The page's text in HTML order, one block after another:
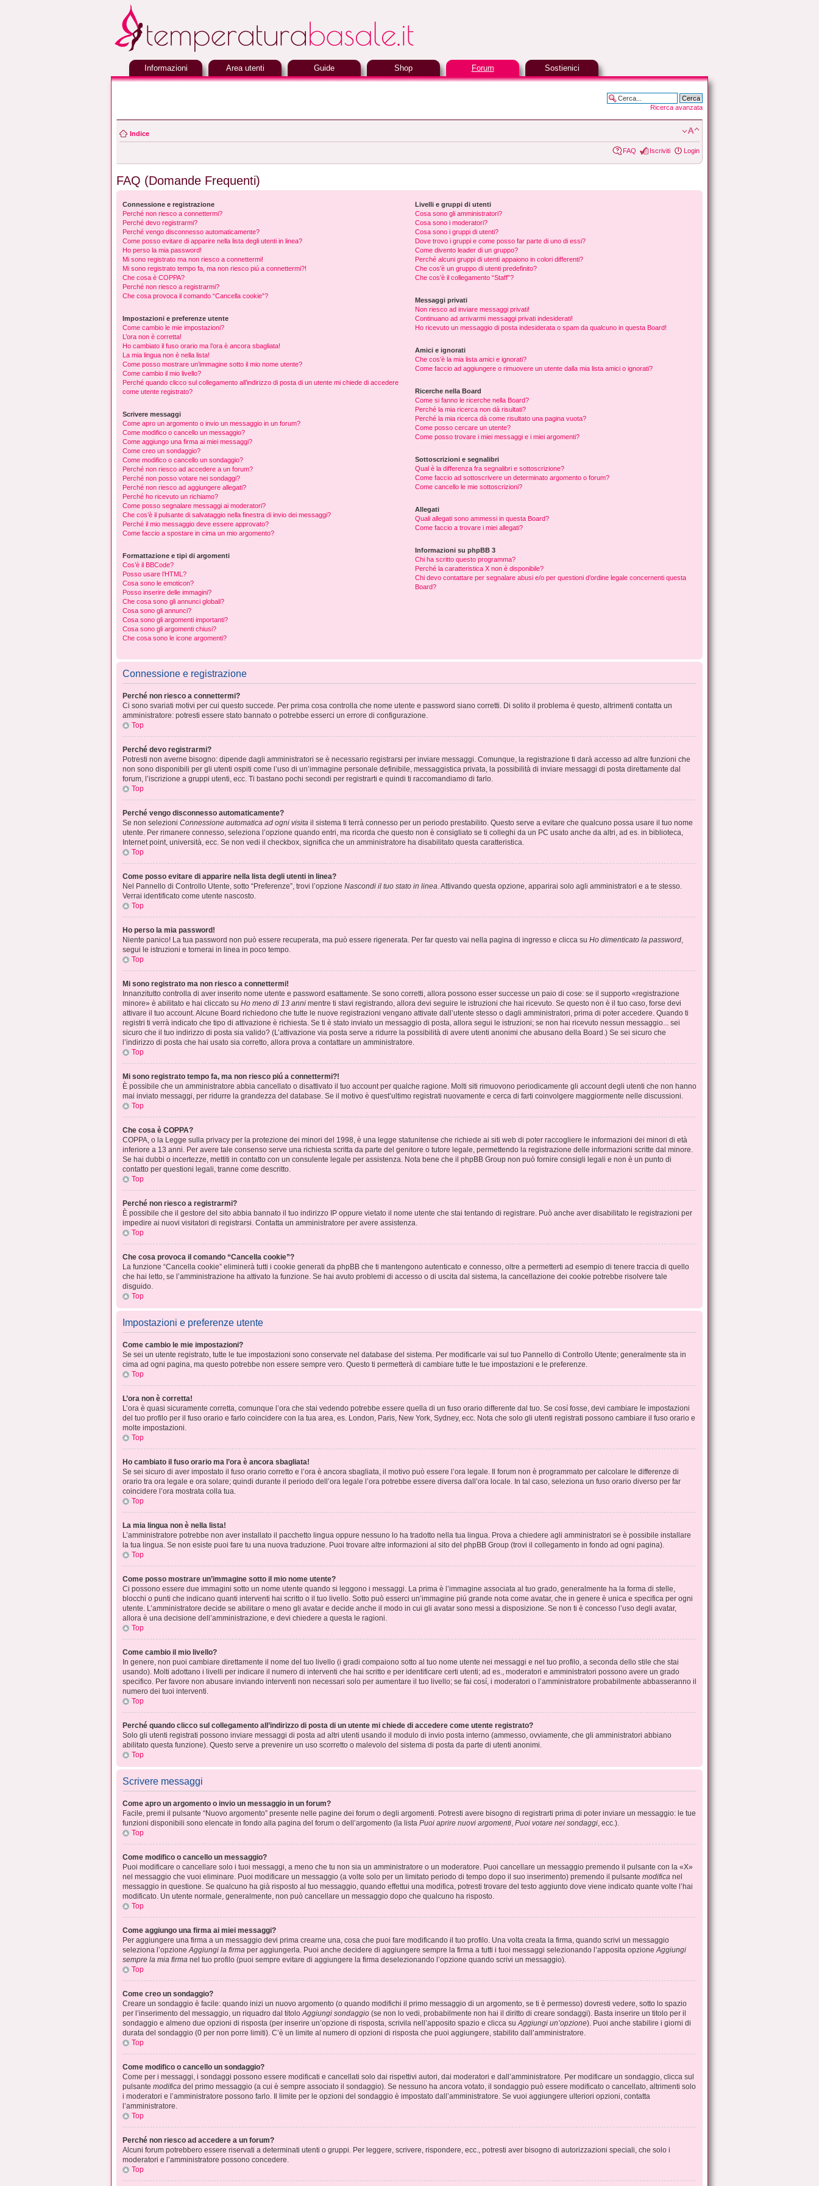
Informazioni Area utenti Guide Shop Forum Sostienici
Ricerca avanzata
Indice
FAQ Iscriviti Login
FAQ (Domande Frequenti)
Connessione e registrazione
Perché non riesco a connettermi?
Perché devo registrarmi?
Perché vengo disconnesso automaticamente?
Come posso evitare di apparire nella lista degli utenti in linea?
Ho perso la mia password!
Mi sono registrato ma non riesco a connettermi!
Mi sono registrato tempo fa, ma non riesco piú a connettermi?!
Che cosa è COPPA?
Perché non riesco a registrarmi?
Che cosa provoca il comando “Cancella cookie”?
Impostazioni e preferenze utente
Come cambio le mie impostazioni?
L’ora non è corretta!
Ho cambiato il fuso orario ma l’ora è ancora sbagliata!
La mia lingua non è nella lista!
Come posso mostrare un’immagine sotto il mio nome utente?
Come cambio il mio livello?
Perché quando clicco sul collegamento all’indirizzo di posta di un utente mi chiede di accedere
come utente registrato?
Scrivere messaggi
Come apro un argomento o invio un messaggio in un forum?
Come modifico o cancello un messaggio?
Come aggiungo una firma ai miei messaggi?
Come creo un sondaggio?
Come modifico o cancello un sondaggio?
Perché non riesco ad accedere a un forum?
Perché non posso votare nei sondaggi?
Perché non riesco ad aggiungere allegati?
Perché ho ricevuto un richiamo?
Come posso segnalare messaggi ai moderatori?
Che cos’è il pulsante di salvataggio nella finestra di invio dei messaggi?
Perché il mio messaggio deve essere approvato?
Come faccio a spostare in cima un mio argomento?
Formattazione e tipi di argomenti
Cos’è il BBCode?
Posso usare l’HTML?
Cosa sono le emoticon?
Posso inserire delle immagini?
Che cosa sono gli annunci globali?
Cosa sono gli annunci?
Cosa sono gli argomenti importanti?
Cosa sono gli argomenti chiusi?
Che cosa sono le icone argomenti?
Livelli e gruppi di utenti
Cosa sono gli amministratori?
Cosa sono i moderatori?
Cosa sono i gruppi di utenti?
Dove trovo i gruppi e come posso far parte di uno di essi?
Come divento leader di un gruppo?
Perché alcuni gruppi di utenti appaiono in colori differenti?
Che cos’è un gruppo di utenti predefinito?
Che cos’è il collegamento “Staff”?
Messaggi privati
Non riesco ad inviare messaggi privati!
Continuano ad arrivarmi messaggi privati indesiderati!
Ho ricevuto un messaggio di posta indesiderata o spam da qualcuno in questa Board!
Amici e ignorati
Che cos’è la mia lista amici e ignorati?
Come faccio ad aggiungere o rimuovere un utente dalla mia lista amici o ignorati?
Ricerche nella Board
Come si fanno le ricerche nella Board?
Perché la mia ricerca non dà risultati?
Perché la mia ricerca dà come risultato una pagina vuota?
Come posso cercare un utente?
Come posso trovare i miei messaggi e i miei argomenti?
Sottoscrizioni e segnalibri
Qual è la differenza fra segnalibri e sottoscrizione?
Come faccio ad sottoscrivere un determinato argomento o forum?
Come cancello le mie sottoscrizioni?
Allegati
Quali allegati sono ammessi in questa Board?
Come faccio a trovare i miei allegati?
Informazioni su phpBB 3
Chi ha scritto questo programma?
Perché la caratteristica X non è disponibile?
Chi devo contattare per segnalare abusi e/o per questioni d’ordine legale concernenti questa
Board?
Connessione e registrazione
Perché non riesco a connettermi?
Ci sono svariati motivi per cui questo succede. Per prima cosa controlla che nome utente e password siano corretti. Di solito il problema è questo, altrimenti contatta un
amministratore: potresti essere stato bannato o potrebbe esserci un errore di configurazione.
Top
Perché devo registrarmi?
Potresti non averne bisogno: dipende dagli amministratori se è necessario registrarsi per inviare messaggi. Comunque, la registrazione ti darà accesso ad altre funzioni che
non sono disponibili per gli utenti ospiti come l’uso di un’immagine personale definibile, messaggistica privata, la possibilità di inviare messaggi di posta direttamente dal
forum, l’iscrizione a gruppi utenti, ecc. Ti bastano pochi secondi per registrarti e quindi ti raccomandiamo di farlo.
Top
Perché vengo disconnesso automaticamente?
Se non selezioni Connessione automatica ad ogni visita il sistema ti terrà connesso per un periodo prestabilito. Questo serve a evitare che qualcuno possa usare il tuo nome
utente. Per rimanere connesso, seleziona l’opzione quando entri, ma ricorda che questo non è consigliato se ti colleghi da un PC usato anche da altri, ad es. in biblioteca,
Internet point, università, ecc. Se non vedi il checkbox, significa che un amministratore ha disabilitato questa caratteristica.
Top
Come posso evitare di apparire nella lista degli utenti in linea?
Nel Pannello di Controllo Utente, sotto “Preferenze”, trovi l’opzione Nascondi il tuo stato in linea. Attivando questa opzione, apparirai solo agli amministratori e a te stesso.
Verrai identificato come utente nascosto.
Top
Ho perso la mia password!
Niente panico! La tua password non può essere recuperata, ma può essere rigenerata. Per far questo vai nella pagina di ingresso e clicca su Ho dimenticato la password,
segui le istruzioni e tornerai in linea in poco tempo.
Top
Mi sono registrato ma non riesco a connettermi!
Innanzitutto controlla di aver inserito nome utente e password esattamente. Se sono corretti, allora possono esser successe un paio di cose: se il supporto «registrazione
minore» è abilitato e hai cliccato su Ho meno di 13 anni mentre ti stavi registrando, allora devi seguire le istruzioni che hai ricevuto. Se questo non è il tuo caso, forse devi
attivare il tuo account. Alcune Board richiedono che tutte le nuove registrazioni vengano attivate dall’utente stesso o dagli amministratori, prima di poter accedere. Quando ti
registri ti verrà indicato che tipo di attivazione è richiesta. Se ti è stato inviato un messaggio di posta, allora segui le istruzioni; se non hai ricevuto nessun messaggio... sei
sicuro che il tuo indirizzo di posta sia valido? (L’attivazione via posta serve a ridurre la possibilità di avere utenti anonimi che abusano della Board.) Se sei sicuro che
l’indirizzo di posta che hai usato sia corretto, allora prova a contattare un amministratore.
Top
Mi sono registrato tempo fa, ma non riesco piú a connettermi?!
È possibile che un amministratore abbia cancellato o disattivato il tuo account per qualche ragione. Molti siti rimuovono periodicamente gli account degli utenti che non hanno
mai inviato messaggi, per ridurre la grandezza del database. Se il motivo è quest’ultimo registrati nuovamente e cerca di farti coinvolgere maggiormente nelle discussioni.
Top
Che cosa è COPPA?
COPPA, o la Legge sulla privacy per la protezione dei minori del 1998, è una legge statunitense che richiede ai siti web di poter raccogliere le informazioni dei minori di età
inferiore a 13 anni. Per avere tale consenso serve una richiesta scritta da parte del genitore o tutore legale, permettendo la registrazione delle informazioni scritte dal minore.
Se hai dubbi o incertezze, mettiti in contatto con un consulente legale per assistenza. Nota bene che il phpBB Group non può fornire consigli legali e non è un punto di
contatto per questioni legali, tranne come descritto.
Top
Perché non riesco a registrarmi?
È possibile che il gestore del sito abbia bannato il tuo indirizzo IP oppure vietato il nome utente che stai tentando di registrare. Può anche aver disabilitato le registrazioni per
impedire ai nuovi visitatori di registrarsi. Contatta un amministratore per avere assistenza.
Top
Che cosa provoca il comando “Cancella cookie”?
La funzione “Cancella cookie” eliminerà tutti i cookie generati da phpBB che ti mantengono autenticato e connesso, oltre a permetterti ad esempio di tenere traccia di quello
che hai letto, se l’amministrazione ha attivato la funzione. Se hai avuto problemi di accesso o di uscita dal sistema, la cancellazione dei cookie potrebbe risolvere tale
disguido.
Top
Impostazioni e preferenze utente
Come cambio le mie impostazioni?
Se sei un utente registrato, tutte le tue impostazioni sono conservate nel database del sistema. Per modificarle vai sul tuo Pannello di Controllo Utente; generalmente sta in
cima ad ogni pagina, ma questo potrebbe non essere sempre vero. Questo ti permetterà di cambiare tutte le tue impostazioni e le preferenze.
Top
L’ora non è corretta!
L’ora è quasi sicuramente corretta, comunque l’ora che stai vedendo potrebbe essere quella di un fuso orario differente dal tuo. Se cosí fosse, devi cambiare le impostazioni
del tuo profilo per il fuso orario e farlo coincidere con la tua area, es. London, Paris, New York, Sydney, ecc. Nota che solo gli utenti registrati possono cambiare il fuso orario e
molte impostazioni.
Top
Ho cambiato il fuso orario ma l’ora è ancora sbagliata!
Se sei sicuro di aver impostato il fuso orario corretto e l’ora è ancora sbagliata, il motivo può essere l’ora legale. Il forum non è programmato per calcolare le differenze di
orario tra ora legale e ora solare; quindi durante il periodo dell’ora legale l’ora potrebbe essere diversa dall’ora locale. In tal caso, seleziona un fuso orario diverso per far
coincidere l’ora mostrata colla tua.
Top
La mia lingua non è nella lista!
L’amministratore potrebbe non aver installato il pacchetto lingua oppure nessuno lo ha tradotto nella tua lingua. Prova a chiedere agli amministratori se è possibile installare
la tua lingua. Se non esiste puoi fare tu una nuova traduzione. Puoi trovare altre informazioni al sito del phpBB Group (trovi il collegamento in fondo ad ogni pagina).
Top
Come posso mostrare un’immagine sotto il mio nome utente?
Ci possono essere due immagini sotto un nome utente quando si leggono i messaggi. La prima è l’immagine associata al tuo grado, generalmente ha la forma di stelle,
blocchi o punti che indicano quanti interventi hai scritto o il tuo livello. Sotto può esserci un’immagine piú grande nota come avatar, che in genere è unica e specifica per ogni
utente. L’amministratore decide se abilitare o meno gli avatar e decide anche il modo in cui gli avatar sono messi a disposizione. Se non ti è concesso l’uso degli avatar,
allora è una decisione dell’amministrazione, e devi chiedere a questa le ragioni.
Top
Come cambio il mio livello?
In genere, non puoi cambiare direttamente il nome del tuo livello (i gradi compaiono sotto al tuo nome utente nei messaggi e nel tuo profilo, a seconda dello stile che stai
usando). Molti adottano i livelli per indicare il numero di interventi che hai scritto e per identificare certi utenti; ad es., moderatori e amministratori possono avere un grado
specifico. Per favore non abusare inviando interventi non necessari solo per aumentare il tuo livello; se fai cosí, i moderatori o l’amministratore probabilmente abbasseranno il
numero dei tuoi interventi.
Top
Perché quando clicco sul collegamento all’indirizzo di posta di un utente mi chiede di accedere come utente registrato?
Solo gli utenti registrati possono inviare messaggi di posta ad altri utenti usando il modulo di invio posta interno (ammesso, ovviamente, che gli amministratori abbiano
abilitato questa funzione). Questo serve a prevenire un uso scorretto o malevolo del sistema di posta da parte di utenti anonimi.
Top
Scrivere messaggi
Come apro un argomento o invio un messaggio in un forum?
Facile, premi il pulsante “Nuovo argomento” presente nelle pagine dei forum o degli argomenti. Potresti avere bisogno di registrarti prima di poter inviare un messaggio: le tue
funzioni disponibili sono elencate in fondo alla pagina del forum o dell’argomento (la lista Puoi aprire nuovi argomenti, Puoi votare nei sondaggi, ecc.).
Top
Come modifico o cancello un messaggio?
Puoi modificare o cancellare solo i tuoi messaggi, a meno che tu non sia un amministratore o un moderatore. Puoi cancellare un messaggio premendo il pulsante con la «X»
nel messaggio che vuoi eliminare. Puoi modificare un messaggio (a volte solo per un limitato periodo di tempo dopo il suo inserimento) premendo il pulsante modifica nel
messaggio in questione. Se qualcuno ha già risposto al tuo messaggio, quando effettui una modifica, potresti trovare del testo aggiunto dove viene indicato quante volte l’hai
modificato. Un utente normale, generalmente, non può cancellare un messaggio dopo che qualcuno ha risposto.
Top
Come aggiungo una firma ai miei messaggi?
Per aggiungere una firma a un messaggio devi prima crearne una, cosa che puoi fare modificando il tuo profilo. Una volta creata la firma, quando scrivi un messaggio
seleziona l’opzioneAggiungi la firma per aggiungerla. Puoi anche decidere di aggiungere sempre la firma a tutti i tuoi messaggi selezionando l’apposita opzioneAggiungi
sempre la mia firma nel tuo profilo (puoi sempre evitare di aggiungere la firma deselezionando l’opzione quando scrivi un messaggio).
Top
Come creo un sondaggio?
Creare un sondaggio è facile: quando inizi un nuovo argomento (o quando modifichi il primo messaggio di un argomento, se ti è permesso) dovresti vedere, sotto lo spazio
per l’inserimento del messaggio, un riquadro dal titoloAggiungi sondaggio (se non lo vedi, probabilmente non hai il diritto di creare sondaggi). Basta inserire un titolo per il
sondaggio e almeno due opzioni di risposta (per inserire un’opzione di risposta, scrivila nell’apposito spazio e clicca suAggiungi un’opzione). Puoi anche stabilire i giorni di
durata del sondaggio (0 per non porre limiti). C’è un limite al numero di opzioni di risposta che puoi aggiungere, stabilito dall’amministratore.
Top
Come modifico o cancello un sondaggio?
Come per i messaggi, i sondaggi possono essere modificati e cancellati solo dai rispettivi autori, dai moderatori e dall’amministratore. Per modificare un sondaggio, clicca sul
pulsante modifica del primo messaggio (a cui è sempre associato il sondaggio). Se nessuno ha ancora votato, il sondaggio può essere modificato o cancellato, altrimenti solo
i moderatori e l’amministratore possono farlo. Il limite per le opzioni del sondaggio è impostato dall’amministratore. Se vuoi aggiungere ulteriori opzioni, contatta
l’amministratore.
Top
Perché non riesco ad accedere a un forum?
Alcuni forum potrebbero essere riservati a determinati utenti o gruppi. Per leggere, scrivere, rispondere, ecc., potresti aver bisogno di autorizzazioni speciali, che solo i
moderatori e l’amministratore possono concedere.
Top